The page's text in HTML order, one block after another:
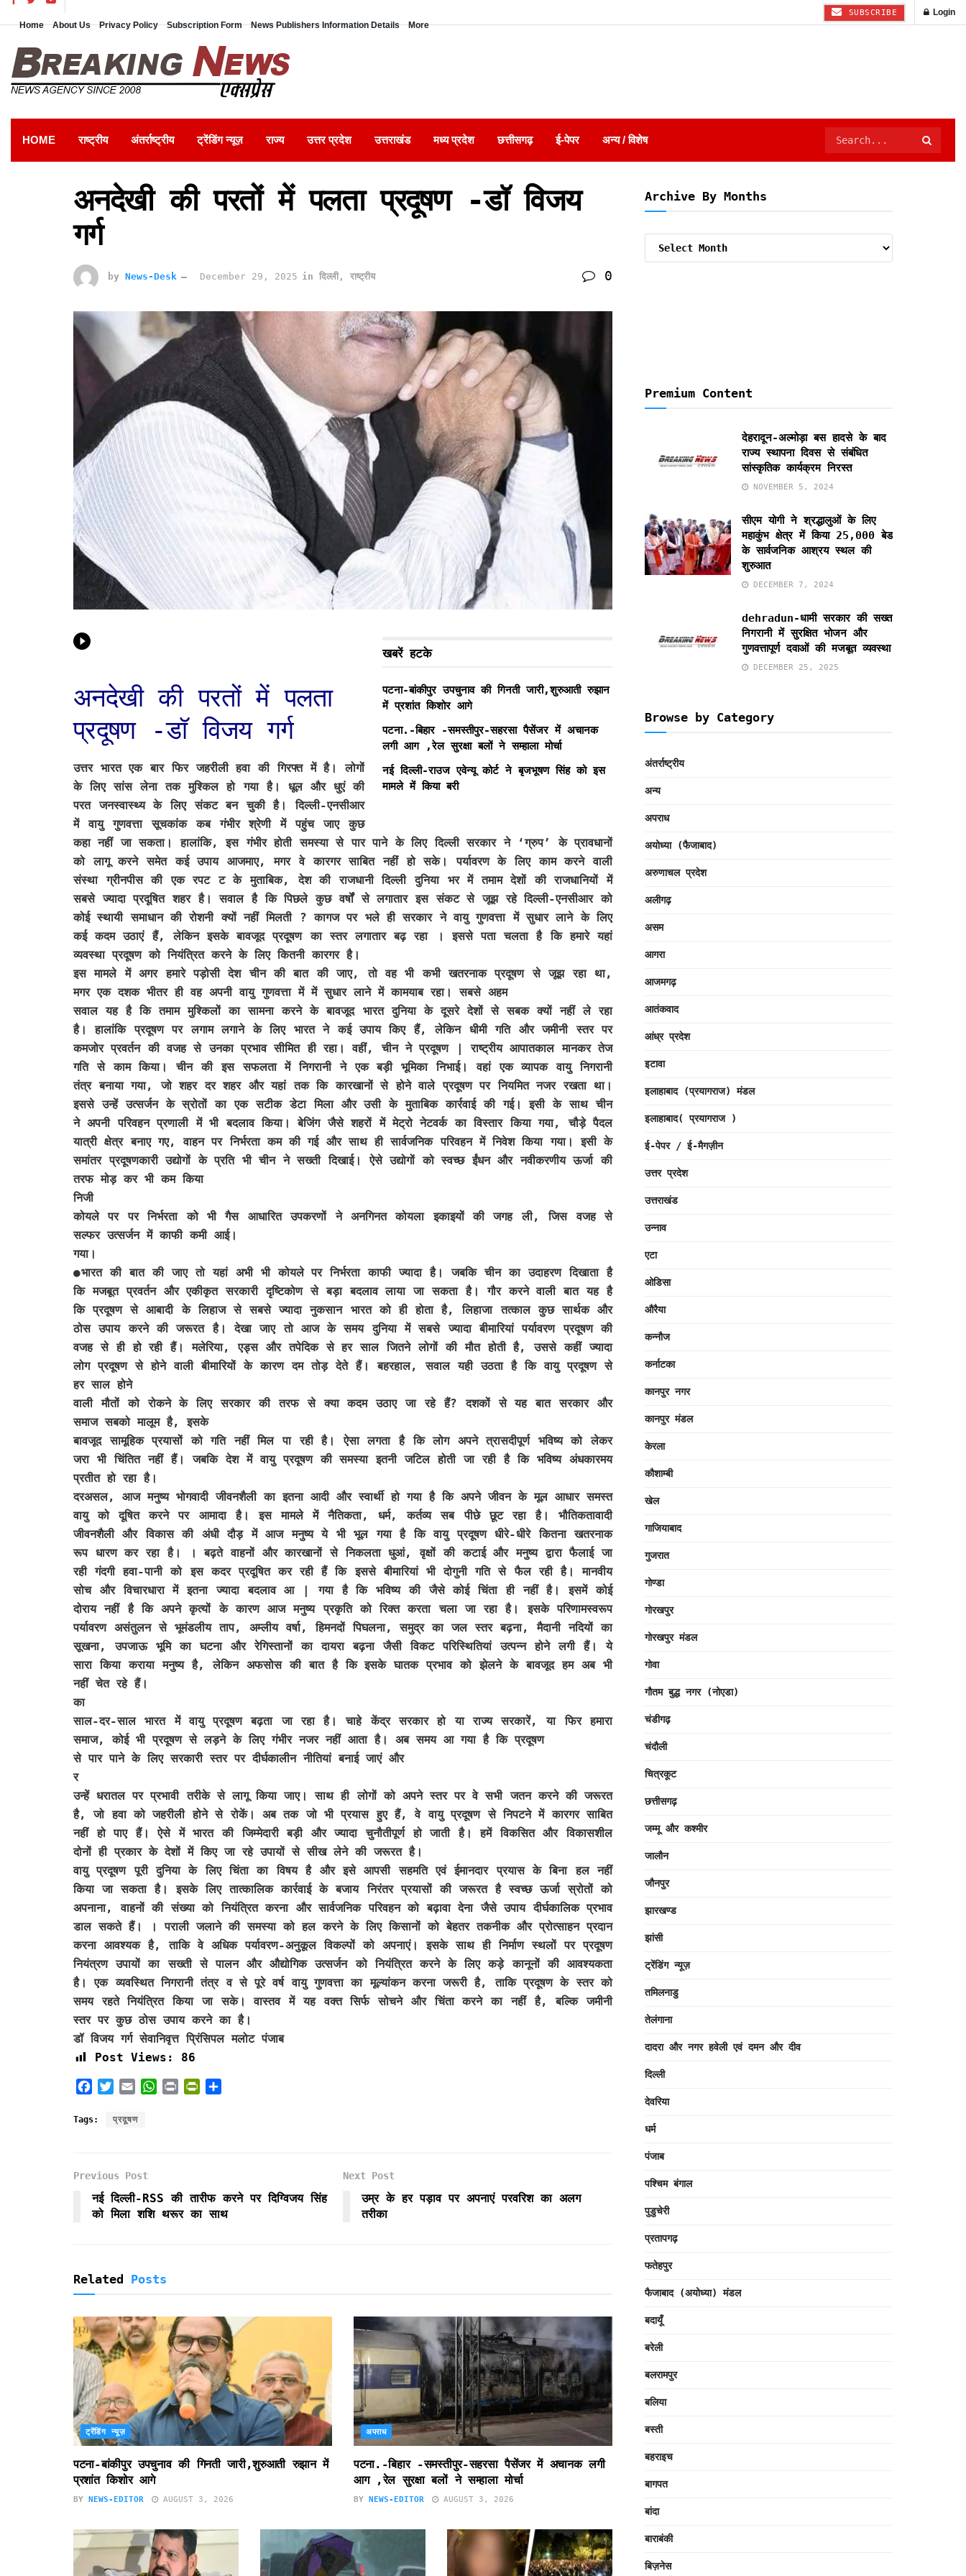
Home About Us Privacy Policy Subscription Form News Publishers Information Details More
SUBSCRIBE Login
HOME राष्ट्रीय अंतर्राष्ट्रीय ट्रेंडिंग न्यूज़ राज्य उत्तर प्रदेश उत्तराखंड मध्य प्रदेश छत्तीसगढ़ ई-पेपर अन्य / विशेष
अनदेखी की परतों में पलता प्रदूषण -डॉ विजय
गर्ग
by News-Desk December 29, 2025 in दिल्ली, राष्ट्रीय 0
खबरें हटके
पटना-बांकीपुर उपचुनाव की गिनती जारी,शुरुआती रुझान
में प्रशांत किशोर आगे
पटना.-बिहार -समस्तीपुर-सहरसा पैसेंजर में अचानक
लगी आग ,रेल सुरक्षा बलों ने सम्हाला मोर्चा
नई दिल्ली-राउज एवेन्यू कोर्ट ने बृजभूषण सिंह को इस
मामले में किया बरी
अनदेखी की परतों में पलता
प्रदूषण -डॉ विजय गर्ग
उत्तर भारत एक बार फिर जहरीली हवा की गिरफ्त में है। लोगों
के लिए सांस लेना तक मुश्किल हो गया है। धूल और धुएं की
परत जनस्वास्थ्य के लिए संकट बन चुकी है। दिल्ली-एनसीआर
में वायु गुणवत्ता सूचकांक कब गंभीर श्रेणी में पहुंच जाए कुछ
कहा नहीं जा सकता। हालांकि, इस गंभीर होती समस्या से पार पाने के लिए दिल्ली सरकार ने ‘ग्रुप’ के प्रावधानों
को लागू करने समेत कई उपाय आजमाए, मगर वे कारगर साबित नहीं हो सके। पर्यावरण के लिए काम करने वाली
संस्था ग्रीनपीस की एक रपट ट के मुताबिक, देश की राजधानी दिल्ली दुनिया भर में तमाम देशों की राजधानियों में
सबसे ज्यादा प्रदूषित शहर है। सवाल है कि पिछले कुछ वर्षों से लगातार इस संकट से जूझ रहे दिल्ली-एनसीआर को
कोई स्थायी समाधान की रोशनी क्यों नहीं मिलती ? कागज पर भले ही सरकार ने वायु गुणवत्ता में सुधार लाने के लिए
कई कदम उठाएं हैं, लेकिन इसके बावजूद प्रदूषण का स्तर लगातार बढ़ रहा । इससे पता चलता है कि हमारे यहां
व्यवस्था प्रदूषण को नियंत्रित करने के लिए कितनी कारगर है।
इस मामले में अगर हमारे पड़ोसी देश चीन की बात की जाए, तो वह भी कभी खतरनाक प्रदूषण से जूझ रहा था,
मगर एक दशक भीतर ही वह अपनी वायु गुणवत्ता में में सुधार लाने में कामयाब रहा। सबसे अहम
सवाल यह है कि तमाम मुश्किलों का सामना करने के बावजूद भारत दुनिया के दूसरे देशों से सबक क्यों नहीं ले रहा
है। हालांकि प्रदूषण पर लगाम लगाने के लिए भारत ने कई उपाय किए हैं, लेकिन धीमी गति और जमीनी स्तर पर
कमजोर प्रवर्तन की वजह से उनका प्रभाव सीमित ही रहा। वहीं, चीन ने प्रदूषण | राष्ट्रीय आपातकाल मानकर तेज
गति से काम किया। चीन की इस सफलता में निगरानी ने एक बड़ी भूमिका निभाई। वहां एक व्यापक वायु निगरानी
तंत्र बनाया गया, जो शहर दर शहर और यहां तक कि कारखानों से होने वाले प्रदूषण पर नियमित नजर रखता था।
इससे उन्हें उत्सर्जन के स्रोतों का एक सटीक डेटा मिला और उसी के मुताबिक कार्रवाई की गई। इसी के साथ चीन
ने अपनी परिवहन प्रणाली में भी बदलाव किया। बेजिंग जैसे शहरों में मेट्रो नेटवर्क का विस्तार किया गया, चौड़े पैदल
यात्री क्षेत्र बनाए गए, वाहन पर निर्भरता कम की गई और साथ ही सार्वजनिक परिवहन में निवेश किया गया। इसी के
समांतर प्रदूषणकारी उद्योगों के प्रति भी चीन ने सख्ती दिखाई। ऐसे उद्योगों को स्वच्छ ईंधन और नवीकरणीय ऊर्जा की
तरफ मोड़ कर भी कम किया
निजी
कोयले पर पर निर्भरता को भी गैस आधारित उपकरणों ने अनगिनत कोयला इकाइयों की जगह ली, जिस वजह से
सल्फर उत्सर्जन में काफी कमी आई।
गया।
●भारत की बात की जाए तो यहां अभी भी कोयले पर निर्भरता काफी ज्यादा है। जबकि चीन का उदाहरण दिखाता है
कि मजबूत प्रवर्तन और एकीकृत सरकारी दृष्टिकोण से बड़ा बदलाव लाया जा सकता है। गौर करने वाली बात यह है
कि प्रदूषण से आबादी के लिहाज से सबसे ज्यादा नुकसान भारत को ही होता है, लिहाजा तत्काल कुछ सार्थक और
ठोस उपाय करने की जरूरत है। देखा जाए तो आज के समय दुनिया में सबसे ज्यादा बीमारियां पर्यावरण प्रदूषण की
वजह से ही हो रही हैं। मलेरिया, एड्स और तपेदिक से हर साल जितने लोगों की मौत होती है, उससे कहीं ज्यादा
लोग प्रदूषण से होने वाली बीमारियों के कारण दम तोड़ देते हैं। बहरहाल, सवाल यही उठता है कि वायु प्रदूषण से
हर साल होने
वाली मौतों को रोकने के लिए सरकार की तरफ से क्या कदम उठाए जा रहे हैं? दशकों से यह बात सरकार और
समाज सबको मालूम है, इसके
बावजूद सामूहिक प्रयासों को गति नहीं मिल पा रही है। ऐसा लगता है कि लोग अपने त्रासदीपूर्ण भविष्य को लेकर
जरा भी चिंतित नहीं हैं। जबकि देश में वायु प्रदूषण की समस्या इतनी जटिल होती जा रही है कि भविष्य अंधकारमय
प्रतीत हो रहा है।
दरअसल, आज मनुष्य भोगवादी जीवनशैली का इतना आदी और स्वार्थी हो गया है कि अपने जीवन के मूल आधार समस्त
वायु को दूषित करने पर आमादा है। इस मामले में नैतिकता, धर्म, कर्तव्य सब पीछे छूट रहा है। भौतिकतावादी
जीवनशैली और विकास की अंधी दौड़ में आज मनुष्य ये भी भूल गया है कि वायु प्रदूषण धीरे-धीरे कितना खतरनाक
रूप धारण कर रहा है। । बढ़ते वाहनों और कारखानों से निकलता धुआं, वृक्षों की कटाई और मनुष्य द्वारा फैलाई जा
रही गंदगी हवा-पानी को इस कदर प्रदूषित कर रही हैं कि इससे बीमारियां भी दोगुनी गति से फैल रही है। मानवीय
सोच और विचारधारा में इतना ज्यादा बदलाव आ | गया है कि भविष्य की जैसे कोई चिंता ही नहीं है। इसमें कोई
दोराय नहीं है कि अपने कृत्यों के कारण आज मनुष्य प्रकृति को रिक्त करता चला जा रहा है। इसके परिणामस्वरूप
पर्यावरण असंतुलन से भूमंडलीय ताप, अम्लीय वर्षा, हिमनदों पिघलना, समुद्र का जल स्तर बढ़ना, मैदानी नदियों का
सूखना, उपजाऊ भूमि का घटना और रेगिस्तानों का दायरा बढ़ना जैसी विकट परिस्थितियां उत्पन्न होने लगी हैं। ये
सारा किया कराया मनुष्य है, लेकिन अफसोस की बात है कि इसके घातक प्रभाव को झेलने के बावजूद हम अब भी
नहीं चेत रहे हैं।
का
साल-दर-साल भारत में वायु प्रदूषण बढ़ता जा रहा है। चाहे केंद्र सरकार हो या राज्य सरकारें, या फिर हमारा
समाज, कोई भी प्रदूषण से लड़ने के लिए गंभीर नजर नहीं आता है। अब समय आ गया है कि प्रदूषण
से पार पाने के लिए सरकारी स्तर पर दीर्घकालीन नीतियां बनाई जाएं और
र
उन्हें धरातल पर प्रभावी तरीके से लागू किया जाए। साथ ही लोगों को अपने स्तर पर वे सभी जतन करने की जरूरत
है, जो हवा को जहरीली होने से रोकें। अब तक जो भी प्रयास हुए हैं, वे वायु प्रदूषण से निपटने में कारगर साबित
नहीं हो पाए हैं। ऐसे में भारत की जिम्मेदारी बड़ी और ज्यादा चुनौतीपूर्ण हो जाती है। हमें विकसित और विकासशील
दोनों ही प्रकार के देशों में किए जा रहे उपायों से सीख लेने की जरूरत है।
वायु प्रदूषण पूरी दुनिया के लिए चिंता का विषय है और इसे आपसी सहमति एवं ईमानदार प्रयास के बिना हल नहीं
किया जा सकता है। इसके लिए तात्कालिक कार्रवाई के बजाय निरंतर प्रयासों की जरूरत है स्वच्छ ऊर्जा स्रोतों को
अपनाना, वाहनों की संख्या को नियंत्रित करना और सार्वजनिक परिवहन को बढ़ावा देना जैसे उपाय दीर्घकालिक प्रभाव
डाल सकते हैं। । पराली जलाने की समस्या को हल करने के लिए किसानों को बेहतर तकनीक और प्रोत्साहन प्रदान
करना आवश्यक है, ताकि वे अधिक पर्यावरण-अनुकूल विकल्पों को अपनाएं। इसके साथ ही निर्माण स्थलों पर प्रदूषण
नियंत्रण उपायों का सख्ती से पालन और औद्योगिक उत्सर्जन को नियंत्रित करने के लिए कड़े कानूनों की आवश्यकता
है। एक व्यवस्थित निगरानी तंत्र व से पूरे वर्ष वायु गुणवत्ता का मूल्यांकन करना जरूरी है, ताकि प्रदूषण के स्तर को
समय रहते नियंत्रित किया जा सके। वास्तव में यह वक्त सिर्फ सोचने और चिंता करने का नहीं है, बल्कि जमीनी
स्तर पर कुछ ठोस उपाय करने का है।
डॉ विजय गर्ग सेवानिवृत्त प्रिंसिपल मलोट पंजाब
Post Views:
86
c
o
k
i
r
a
p
i
e
Tags: प्रदूषण
Previous Post
नई दिल्ली-RSS की तारीफ करने पर दिग्विजय सिंह
को मिला शशि थरूर का साथ
Next Post
उम्र के हर पड़ाव पर अपनाएं परवरिश का अलग
तरीका
Related Posts
ट्रेंडिंग न्यूज़
पटना-बांकीपुर उपचुनाव की गिनती जारी,शुरुआती रुझान में
प्रशांत किशोर आगे
BY NEWS-EDITOR AUGUST 3, 2026
अपराध
पटना.-बिहार -समस्तीपुर-सहरसा पैसेंजर में अचानक लगी
आग ,रेल सुरक्षा बलों ने सम्हाला मोर्चा
BY NEWS-EDITOR AUGUST 3, 2026
Archive By Months
Premium Content
देहरादून-अल्मोड़ा बस हादसे के बाद
राज्य स्थापना दिवस से संबंधित
सांस्कृतिक कार्यक्रम निरस्त
NOVEMBER 5, 2024
सीएम योगी ने श्रद्धालुओं के लिए
महाकुंभ क्षेत्र में किया 25,000 बेड
के सार्वजनिक आश्रय स्थल की
शुरुआत
DECEMBER 7, 2024
dehradun-धामी सरकार की सख्त
निगरानी में सुरक्षित भोजन और
गुणवत्तापूर्ण दवाओं की मजबूत व्यवस्था
DECEMBER 25, 2025
Browse by Category
अंतर्राष्ट्रीय
अन्य
अपराध
अयोध्या (फैजाबाद)
अरुणाचल प्रदेश
अलीगढ़
असम
आगरा
आजमगढ़
आतंकवाद
आंध्र प्रदेश
इटावा
इलाहाबाद (प्रयागराज) मंडल
इलाहाबाद( प्रयागराज )
ई-पेपर / ई-मैगज़ीन
उत्तर प्रदेश
उत्तराखंड
उन्नाव
एटा
ओडिसा
औरैया
कन्नौज
कर्नाटका
कानपुर नगर
कानपुर मंडल
केरला
कौशाम्बी
खेल
गाजियाबाद
गुजरात
गोण्डा
गोरखपुर
गोरखपुर मंडल
गोवा
गौतम बुद्ध नगर (नोएडा)
चंडीगढ़
चंदौली
चित्रकूट
छत्तीसगढ़
जम्मू और कश्मीर
जालौन
जौनपुर
झारखण्ड
झांसी
ट्रेंडिंग न्यूज़
तमिलनाडु
तेलंगाना
दादरा और नगर हवेली एवं दमन और दीव
दिल्ली
देवरिया
धर्म
पंजाब
पश्चिम बंगाल
पुडुचेरी
प्रतापगढ़
फतेहपुर
फैजाबाद (अयोध्या) मंडल
बदायूँ
बरेली
बलरामपुर
बलिया
बस्ती
बहराइच
बागपत
बांदा
बाराबंकी
बिज़नेस